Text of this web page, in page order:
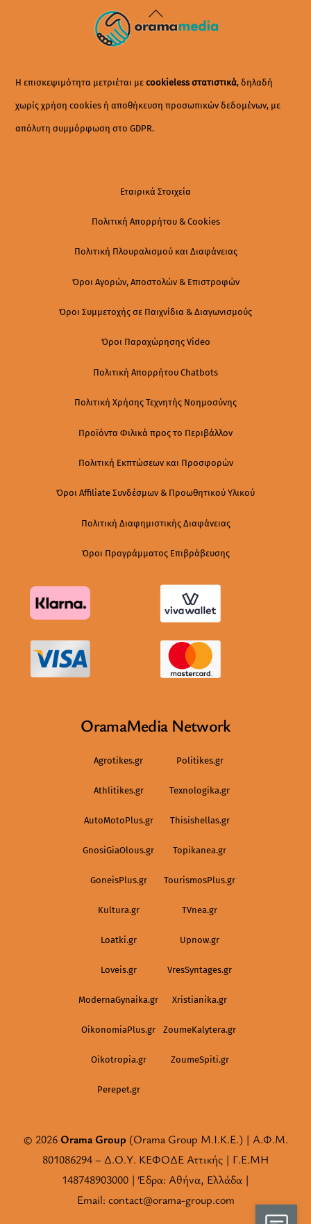
Back
To
Η επισκεψιμότητα μετριέται μεcookieless στατιστικά, δηλαδή
χωρίς χρήση cookies ή αποθήκευση προσωπικών δεδομένων, με
απόλυτη συμμόρφωση στο GDPR.
Εταιρικά Στοιχεία
Πολιτική Απορρήτου & Cookies
Πολιτική Πλουραλισμού και Διαφάνειας
Όροι Αγορών, Αποστολών & Επιστροφών
Όροι Συμμετοχής σε Παιχνίδια & Διαγωνισμούς
Όροι Παραχώρησης Video
Πολιτική Απορρήτου Chatbots
Πολιτική Χρήσης Τεχνητής Νοημοσύνης
Προϊόντα Φιλικά προς το Περιβάλλον
Πολιτική Εκπτώσεων και Προσφορών
Όροι Affiliate Συνδέσμων & Προωθητικού Υλικού
Πολιτική Διαφημιστικής Διαφάνειας
Όροι Προγράμματος Επιβράβευσης
OramaMedia Network
Agrotikes.gr Politikes.gr
Athlitikes.gr Texnologika.gr
AutoMotoPlus.gr Thisishellas.gr
GnosiGiaOlous.gr Topikanea.gr
GoneisPlus.gr TourismosPlus.gr
Kultura.gr TVnea.gr
Loatki.gr Upnow.gr
Loveis.gr VresSyntages.gr
ModernaGynaika.gr Xristianika.gr
OikonomiaPlus.gr ZoumeKalytera.gr
Oikotropia.gr ZoumeSpiti.gr
Perepet.gr
© 2026Orama Group (Orama Group Μ.Ι.Κ.Ε.) | Α.Φ.Μ.
801086294 – Δ.Ο.Υ. ΚΕΦΟΔΕ Αττικής | Γ.Ε.ΜΗ
148748903000 | Έδρα: Αθήνα, Ελλάδα |
Email: contact@orama-group.com